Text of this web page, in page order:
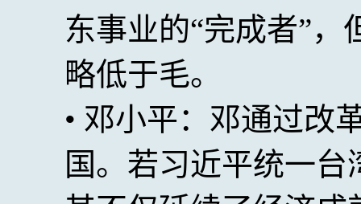
东事业的“完成者”
略低于毛。
• 邓小平：邓通过改
国。若习近平统一